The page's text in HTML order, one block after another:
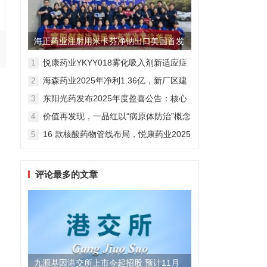
海正药业注射用米卡芬净钠出口美国首发
制剂全球化迈出关键一步
1
悦康药业YKYY018雾化吸入剂新适应症
感染防治
2
海森药业2025年净利1.36亿，新厂区建
3
东阳光药发布2025年度盈喜公告：核心
维度
4
价值再发现，一品红以“病原体防治”概念
5
16 款核酸药物管线布局，悦康药业2025
评论最多的文章
九源基因港交所上市今起招股 预计11月